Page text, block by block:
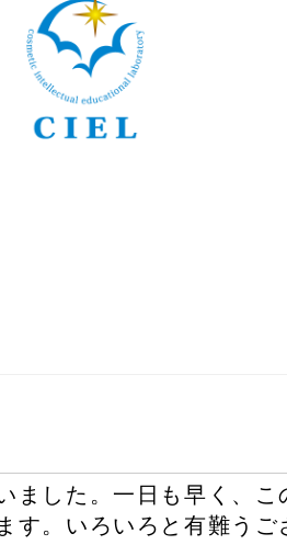
ました。一日も早く、
。いろいろと有難うご